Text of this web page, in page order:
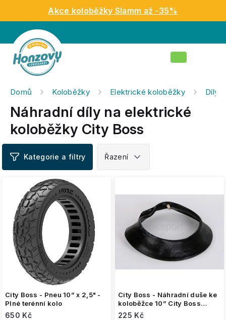
obsah
Akce koloběžky Slamm až -35%
Nákupní
Domů Koloběžky Elektrické koloběžky Díly
Náhradní díly na elektrické
koloběžky City Boss
ý
p
o
d
u
City Boss - Pneu 10” x 2,5" -
Plné terénní kolo
650 Kč
City Boss - Náhradní duše ke
koloběžce 10” City Boss
RS500
225 Kč